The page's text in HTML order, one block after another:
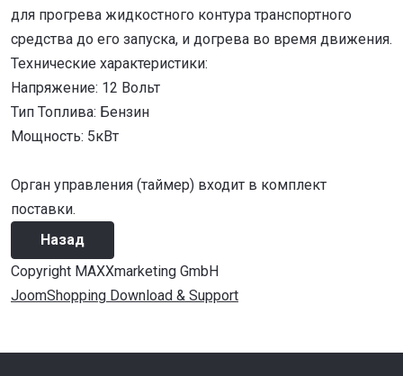
для прогрева жидкостного контура транспортного
средства до его запуска, и догрева во время движения.
Технические характеристики:
Напряжение: 12 Вольт
Тип Топлива: Бензин
Мощность: 5кВт
Орган управления (таймер) входит в комплект
поставки.
Copyright MAXXmarketing GmbH
JoomShopping Download & Support